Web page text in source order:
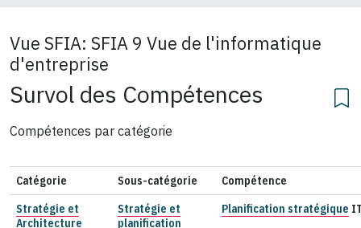
Vue SFIA: SFIA 9 Vue de l'informatique
d'entreprise
Survol des Compétences
Compétences par catégorie
Catégorie Sous-catégorie
Compétence
Stratégie et
Architecture
Stratégie et
planification
Planification stratégique